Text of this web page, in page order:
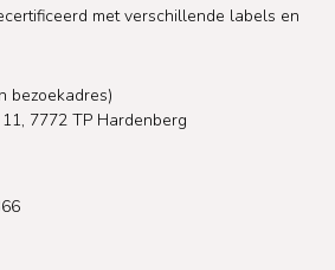
met verschillende labels en
bezoekadres)
7772 TP Hardenberg